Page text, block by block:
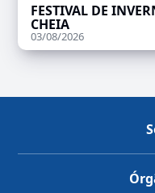
FESTIVAL DE
CHEIA
03/08/2026